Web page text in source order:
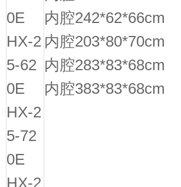
0E
HX-2
5-62
0E
HX-2
5-72
0E
HX-2
内腔242*62*66cm
内腔203*80*70cm
内腔283*83*68cm
内腔383*83*68cm